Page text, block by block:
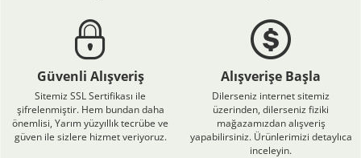
Güvenli Alışveriş
Sitemiz SSL Sertifikası ile
şifrelenmiştir. Hem bundan daha
önemlisi, Yarım yüzyıllık tecrübe ve
güven ile sizlere hizmet veriyoruz.
Alışverişe Başla
Dilerseniz internet sitemiz
üzerinden, dilerseniz fiziki
mağazamızdan alışveriş
yapabilirsiniz. Ürünlerimizi detaylıca
inceleyin.